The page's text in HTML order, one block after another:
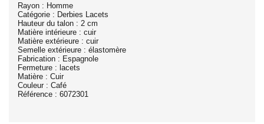
Rayon : Homme
Catégorie : Derbies Lacets
Hauteur du talon : 2 cm
Matière intérieure : cuir
Matière extérieure : cuir
Semelle extérieure : élastomère
Fabrication : Espagnole
Fermeture : lacets
Matière : Cuir
Couleur : Café
Référence : 6072301